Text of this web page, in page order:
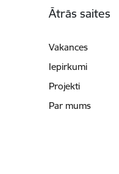
Ātrās saites
Vakances
Iepirkumi
Projekti
Par mums